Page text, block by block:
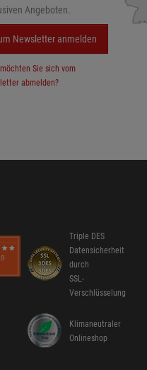
Angeboten.
Newsletter anmelden
Sie sich vom
abmelden?
Triple DES
Datensicherheit
durch
SSL-
Verschlüsselung
Klimaneutraler
Onlineshop